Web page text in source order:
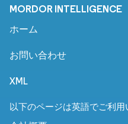
MORDOR INTELLIGENCE
ホーム
お問い合わせ
XML
以下のページは英語でご利用